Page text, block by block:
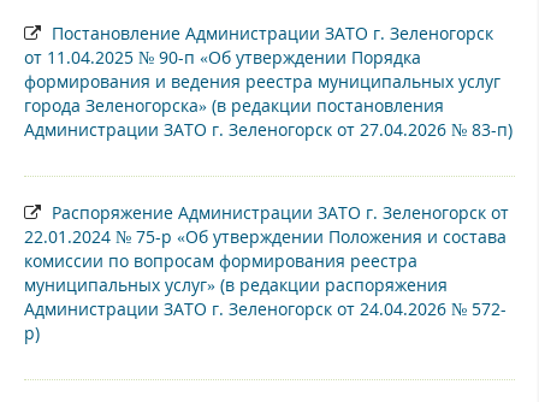
Постановление Администрации ЗАТО г. Зеленогорск
от 11.04.2025 № 90-п «Об утверждении Порядка
формирования и ведения реестра муниципальных услуг
города Зеленогорска» (в редакции постановления
Администрации ЗАТО г. Зеленогорск от 27.04.2026 № 83-п)
Распоряжение Администрации ЗАТО г. Зеленогорск от
22.01.2024 № 75-р «Об утверждении Положения и состава
комиссии по вопросам формирования реестра
муниципальных услуг» (в редакции распоряжения
Администрации ЗАТО г. Зеленогорск от 24.04.2026 № 572-
р)